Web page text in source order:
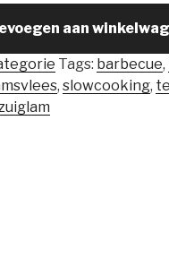
aan
Tags: barbecue,
,slowcooking,